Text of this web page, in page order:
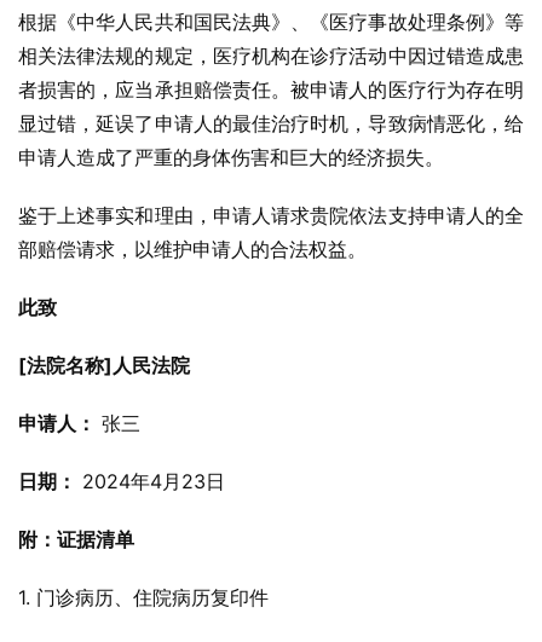
根据《中华人民共和国民法典》、《医疗事故处理条例》等
相关法律法规的规定，医疗机构在诊疗活动中因过错造成患
者损害的，应当承担赔偿责任。被申请人的医疗行为存在明
显过错，延误了申请人的最佳治疗时机，导致病情恶化，给
申请人造成了严重的身体伤害和巨大的经济损失。
鉴于上述事实和理由，申请人请求贵院依法支持申请人的全
部赔偿请求，以维护申请人的合法权益。
此致
[法院名称]人民法院
申请人： 张三
日期： 2024年4月23日
附：证据清单
1. 门诊病历、住院病历复印件